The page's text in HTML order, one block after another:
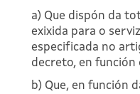
a) Que dispón da
exixida para o
especificada no
decreto, en función
b) Que, en función